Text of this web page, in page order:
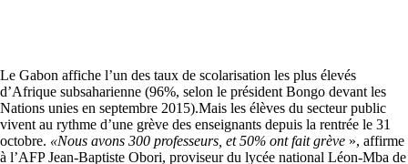
Le Gabon affiche l’un des taux de scolarisation les plus élevés
d’Afrique subsaharienne (96%, selon le président Bongo devant les
Nations unies en septembre 2015).Mais les élèves du secteur public
vivent au rythme d’une grève des enseignants depuis la rentrée le 31
octobre. «Nous avons 300 professeurs, et 50% ont fait grève », affirme
à l’AFP Jean-Baptiste Obori, proviseur du lycée national Léon-Mba de